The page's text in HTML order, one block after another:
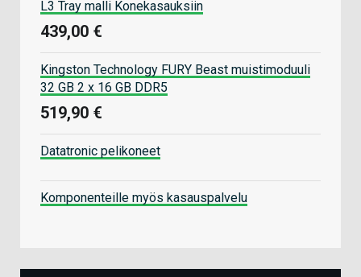
L3 Tray malli Konekasauksiin
439,00 €
Kingston Technology FURY Beast muistimoduuli
32 GB 2 x 16 GB DDR5
519,90 €
Datatronic pelikoneet
Komponenteille myös kasauspalvelu